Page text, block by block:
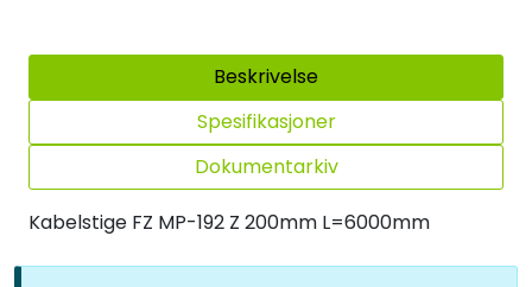
Beskrivelse
Spesifikasjoner
Dokumentarkiv
Kabelstige FZ MP-192 Z 200mm L=6000mm